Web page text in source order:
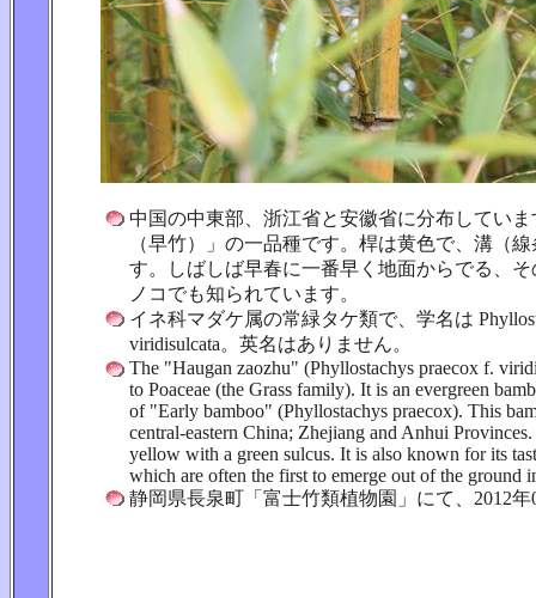
中国の中東部、浙江省と安徽省に分布してい
（早竹）」の一品種です。桿は黄色で、溝（
す。しばしば早春に一番早く地面からでる、
ノコでも知られています。
イネ科マダケ属の常緑タケ類で、学名は
viridisulcata。英名はありません。
The "Haugan zaozhu" (Phyllostachys praecox f.
to Poaceae (the Grass family). It is an evergreen
of "Early bamboo" (Phyllostachys praecox). This
central-eastern China; Zhejiang and Anhui
yellow with a green sulcus. It is also known for its
which are often the first to emerge out of the ground
静岡県長泉町「富士竹類植物園」にて、2012年